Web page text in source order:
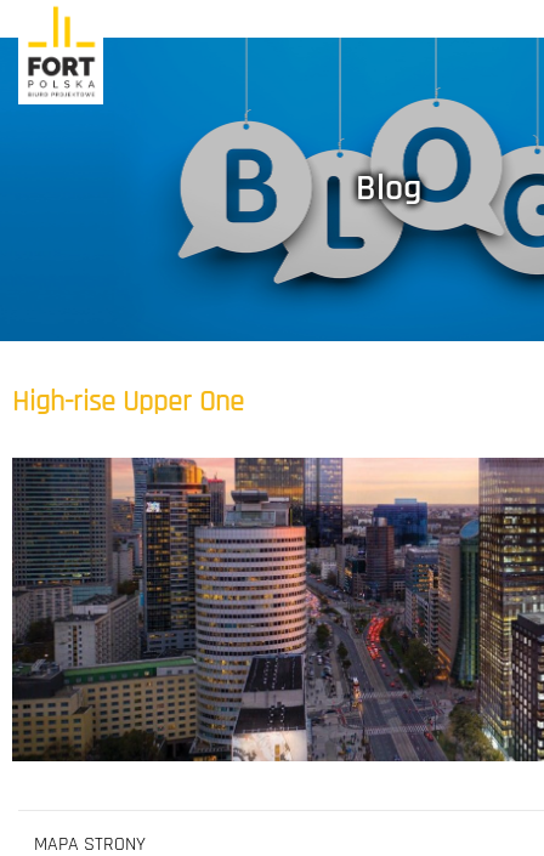
Blog
High-rise Upper One
MAPA STRONY